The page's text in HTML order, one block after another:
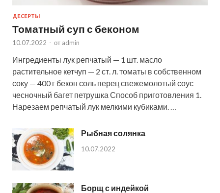
ДЕСЕРТЫ
Томатный суп с беконом
10.07.2022 - от admin
Ингредиенты лук репчатый — 1 шт. масло
растительное кетчуп — 2 ст. л. томаты в собственном
соку — 400 г бекон соль перец свежемолотый соус
чесночный багет петрушка Способ приготовления 1.
Нарезаем репчатый лук мелкими кубиками. …
Рыбная солянка
10.07.2022
Борщ с индейкой